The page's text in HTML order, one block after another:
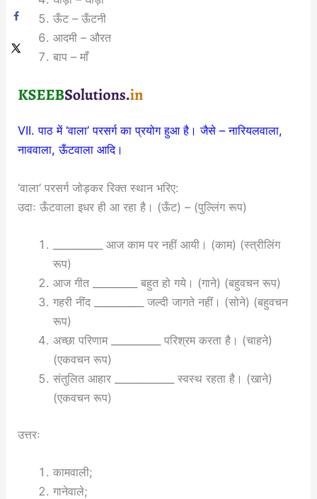
ऊँट – ऊँटनी
आदमी – औरत
बाप – माँ
VII. पाठ में ‘वाला’ परसर्ग का प्रयोग हुआ है। जैसे – नारियलवाला,
नाववाला, ऊँटवाला आदि।
‘वाला’ परसर्ग जोड़कर रिक्त स्थान भरिए:
उदाः ऊँटवाला इधर ही आ रहा है। (ऊँट) – (पुल्लिंग रूप)
__________ आज काम पर नहीं आयी। (काम) (स्त्रीलिंग
रूप)
आज गीत _________ बहुत हो गये। (गाने) (बहुवचन रूप)
गहरी नींद __________ जल्दी जागते नहीं। (सोने) (बहुवचन
रूप)
अच्छा परिणाम __________ परिश्रम करता है। (चाहने)
(एकवचन रूप)
संतुलित आहार ____________ स्वस्थ रहता है। (खाने)
(एकवचन रूप)
उत्तरः
कामवाली;
गानेवाले;